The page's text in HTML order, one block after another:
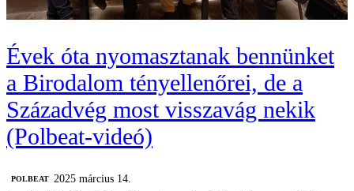
Évek óta nyomasztanak bennünket
a Birodalom tényellenőrei, de a
Századvég most visszavág nekik
(Polbeat-videó)
‎POLBEAT
2025 március 14.